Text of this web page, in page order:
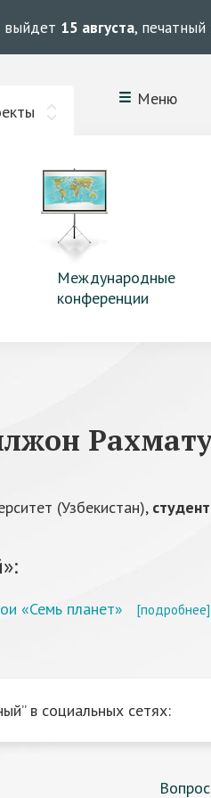
выйдет 15 августа,
Меню
Международные
конференции
(Узбекистан),
«Семь планет» [подробнее]
в социальных сетях: